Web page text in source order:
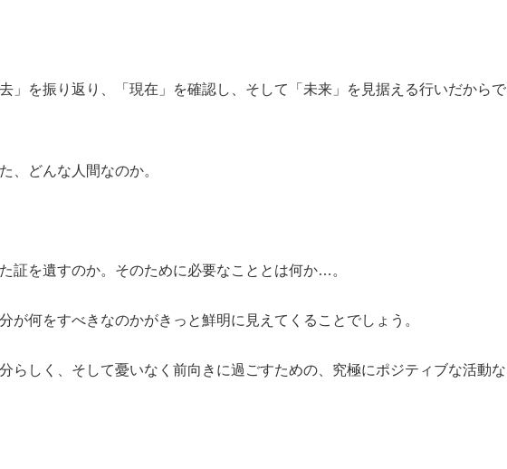
」を振り返り、「現在」を確認し、そして「未来」を見据える行いだからで
、どんな人間なのか。
証を遺すのか。そのために必要なこととは何か…。
が何をすべきなのかがきっと鮮明に見えてくることでしょう。
らしく、そして憂いなく前向きに過ごすための、究極にポジティブな活動な